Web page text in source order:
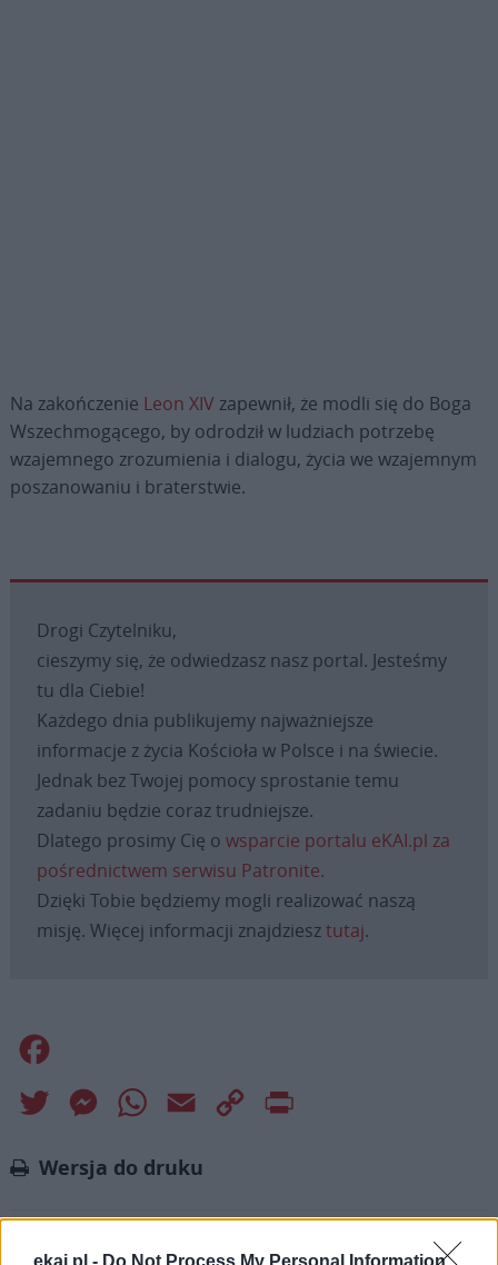
ekai.pl - Do Not Process My Personal Information
Na zakończenie Leon XIV zapewnił, że modli się do Boga
Wszechmogącego, by odrodził w ludziach potrzebę
wzajemnego zrozumienia i dialogu, życia we wzajemnym
poszanowaniu i braterstwie.
Drogi Czytelniku,
cieszymy się, że odwiedzasz nasz portal. Jesteśmy
tu dla Ciebie!
Każdego dnia publikujemy najważniejsze
informacje z życia Kościoła w Polsce i na świecie.
Jednak bez Twojej pomocy sprostanie temu
zadaniu będzie coraz trudniejsze.
Dlatego prosimy Cię o wsparcie portalu eKAI.pl za
pośrednictwem serwisu Patronite.
Dzięki Tobie będziemy mogli realizować naszą
misję. Więcej informacji znajdziesztutaj.
Twitter MessengerWhatsApp
Email
Copy
Wersja do druku
Tagi: AFRYKA LEON XIV SENEGAL